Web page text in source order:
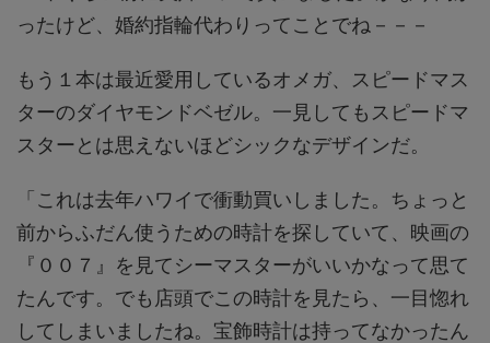
ったけど、婚約指輪代わりってことでね－－－
もう１本は最近愛用しているオメガ、スピードマス
ターのダイヤモンドベゼル。一見してもスピードマ
スターとは思えないほどシックなデザインだ。
「これは去年ハワイで衝動買いしました。ちょっと
前からふだん使うための時計を探していて、映画の
『００７』を見てシーマスターがいいかなって思て
たんです。でも店頭でこの時計を見たら、一目惚れ
してしまいましたね。宝飾時計は持ってなかったん